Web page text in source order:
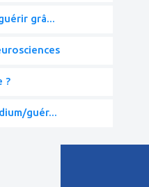
grâ...
?
guér...